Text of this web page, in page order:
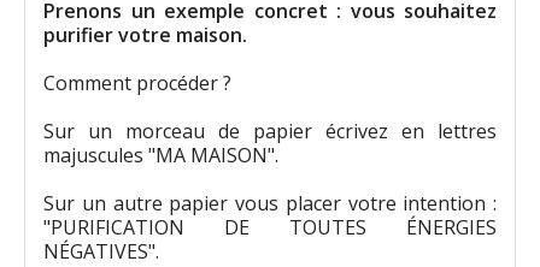
Prenons un exemple concret : vous souhaitez
purifier votre maison.
Comment procéder ?
Sur un morceau de papier écrivez en lettres
majuscules "MA MAISON".
Sur un autre papier vous placer votre intention :
"PURIFICATION DE TOUTES ÉNERGIES
NÉGATIVES".